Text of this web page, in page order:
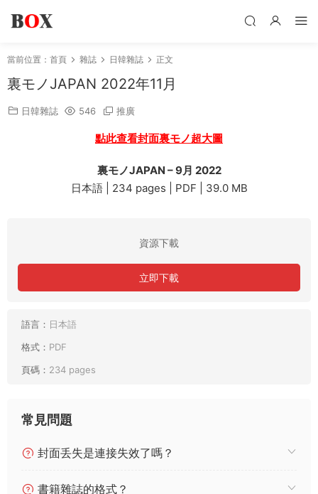
當前位置： 首頁 雜誌 日韓雜誌 正文
裏モノJAPAN 2022年11月
日韓雜誌 546 推廣
點此查看封面裏モノ超大圖
裏モノJAPAN – 9月 2022
日本語 | 234 pages | PDF | 39.0 MB
資源下載
立即下載
語言： 日本語
格式： PDF
頁碼： 234 pages
常見問題
封面丢失是連接失效了嗎？
書籍雜誌的格式？